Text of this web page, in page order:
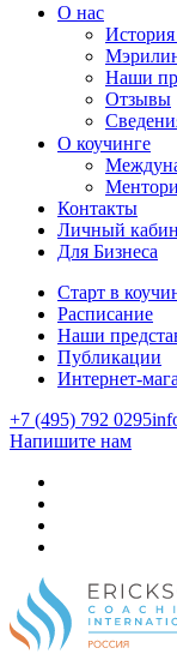
О нас
История
Наши
Отзывы
О коучинге
Контакты
Личный
Для Бизнеса
Старт в
Расписание
Наши
Публикации
Интернет-
+7 (495) 792 0295
Напишите нам